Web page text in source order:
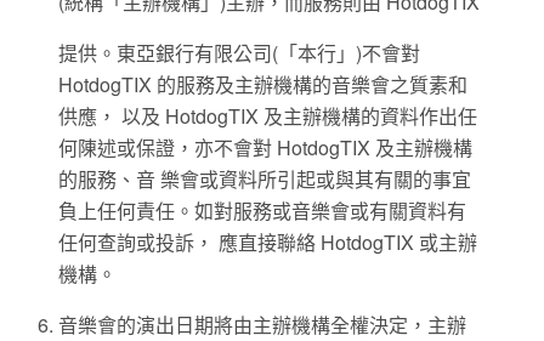
提供。東亞銀行有限公司(「本行」)不會對
HotdogTIX 的服務及主辦機構的音樂會之質素和
供應， 以及 HotdogTIX 及主辦機構的資料作出任
何陳述或保證，亦不會對 HotdogTIX 及主辦機構
的服務、音 樂會或資料所引起或與其有關的事宜
負上任何責任。如對服務或音樂會或有關資料有
任何查詢或投訴， 應直接聯絡 HotdogTIX 或主辦
機構。
音樂會的演出日期將由主辦機構全權決定，主辦